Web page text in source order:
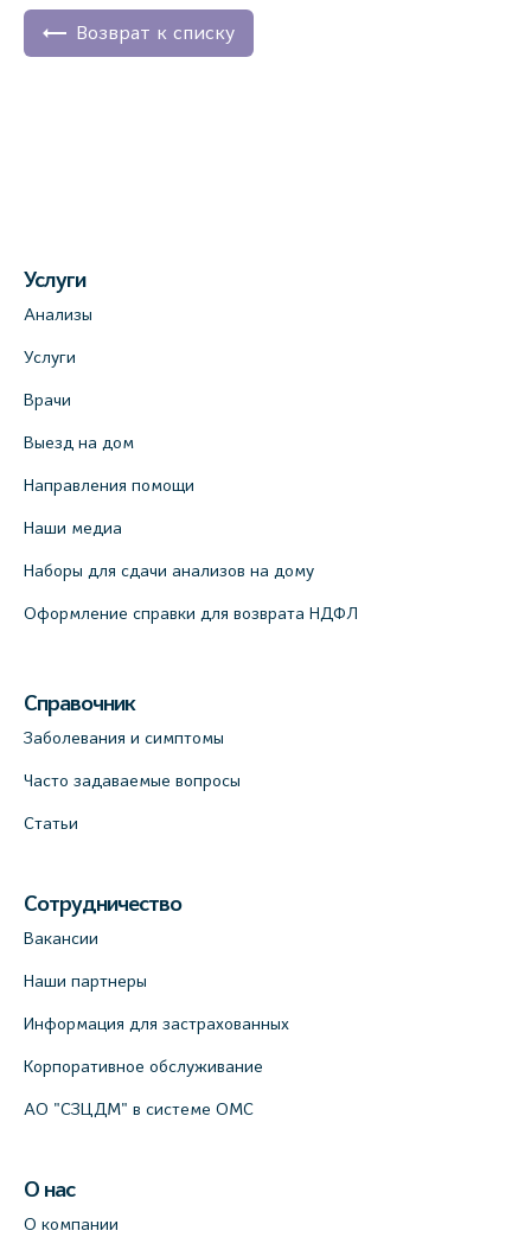
Возврат к списку
Услуги
Анализы
Услуги
Врачи
Выезд на дом
Направления помощи
Наши медиа
Наборы для сдачи анализов на дому
Оформление справки для возврата НДФЛ
Справочник
Заболевания и симптомы
Часто задаваемые вопросы
Статьи
Сотрудничество
Вакансии
Наши партнеры
Информация для застрахованных
Корпоративное обслуживание
АО "СЗЦДМ" в системе ОМС
О нас
О компании